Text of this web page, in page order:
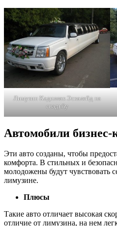
Лимузин Кадиллак Эскалейд на
свадьбу
Автомобили бизнес-
Эти авто созданы, чтобы
комфорта. В стильных и
молодожены будут чувствовать
лимузине.
Плюсы
Такие авто отличает высокая
отличие от лимузина, на нем